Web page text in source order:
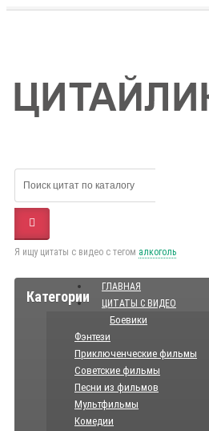
Я ищу цитаты с видео с тегом алкоголь
Категории
ГЛАВНАЯ
ЦИТАТЫ С ВИДЕО
Боевики
Фэнтези
Приключенческие фильмы
Советские фильмы
Песни из фильмов
Мультфильмы
Комедии